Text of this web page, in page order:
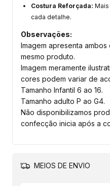
Costura Reforçada:
cada detalhe.
Observações:
Imagem apresenta
mesmo produto.
Imagem meramente
cores podem variar de
Tamanho Infantil 6 ao 16.
Tamanho adulto P ao G4.
Não disponibilizamos
confecção inicia após a
MEIOS DE ENVIO